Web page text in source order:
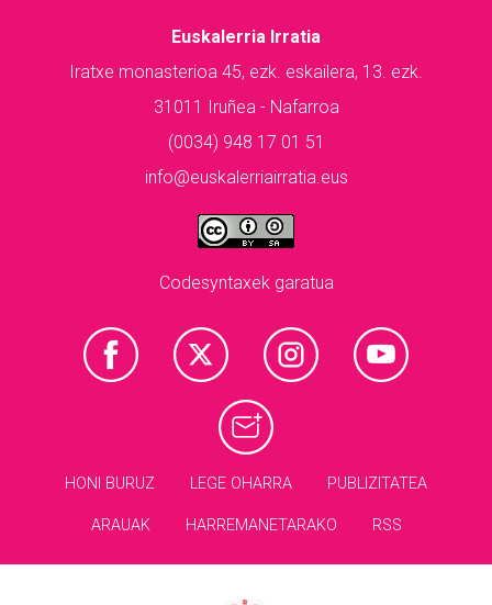
Euskalerria Irratia
Iratxe monasterioa 45, ezk. eskailera, 13. ezk.
31011 Iruñea - Nafarroa
(0034) 948 17 01 51
info@euskalerriairratia.eus
Codesyntaxek garatua
HONI BURUZ LEGE OHARRA PUBLIZITATEA
ARAUAK HARREMANETARAKO RSS